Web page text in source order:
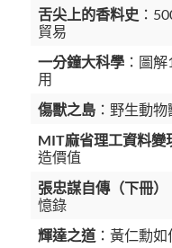
舌尖上的香料史 ：
貿易
一分鐘大科學 ：圖
用
傷獸之島 ：野生動
MIT麻省理工資料變
造價值
張忠謀自傳（下冊）
憶錄
輝達之道 ：黃仁勳